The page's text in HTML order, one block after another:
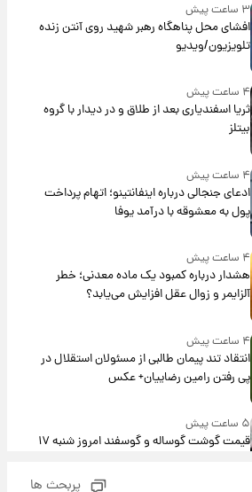
۳ ساعت پیش
افشای محل پناهگاه‌ رهبر شهید روی آنتن زنده
تلویزیون/ویدیو
۴ ساعت پیش
ثریا اسفندیاری بعد از طلاق و در دیدار با گروه
بیتلز
۴ ساعت پیش
ادعای جنجالی درباره اینفانتینو؛ اتهام پرداخت
پول به معشوقه با درآمد یوفا
۴ ساعت پیش
هشدار درباره کمبود یک ماده معدنی؛ خطر
آلزایمر و زوال عقل افزایش می‌یابد؟
۴ ساعت پیش
انتقاد تند پیمان طالبی از مسئولان استقلال در
پی رفتن رامین رضاییان+ عکس
۵ ساعت پیش
قیمت گوشت گوساله و گوسفند امروز شنبه ۱۷
پربحث ها